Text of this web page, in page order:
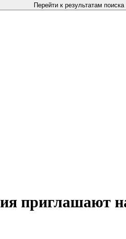
Перейти к результатам поиска
приглашают